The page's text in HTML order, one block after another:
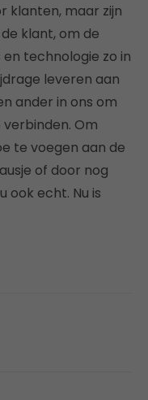
klanten, maar zijn
klant, om de
technologie zo in
leveren aan
ander in ons om
Om
te voegen aan de
of door nog
ook echt. Nu is